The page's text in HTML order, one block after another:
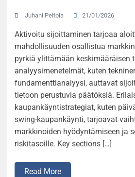
Juhani Peltola 21/01/2026
Aktivoitu sijoittaminen tarjoaa
mahdollisuuden osallistua
pyrkiä ylittämään keskimääräisen
analyysimenetelmät, kuten
fundamenttianalyysi, auttavat
tietoon perustuvia päätöksiä.
kaupankäyntistrategiat, kuten
swing-kaupankäynti, tarjoavat
markkinoiden hyödyntämiseen ja
riskitasoille. Key sections […]
Read More